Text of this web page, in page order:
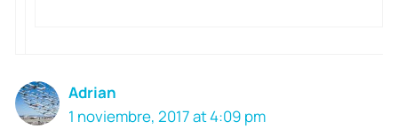
Adrian
1 noviembre, 2017 at 4:09 pm